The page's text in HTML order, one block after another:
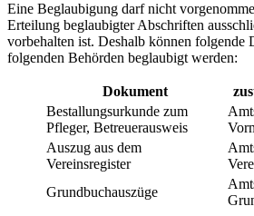
Eine Beglaubigung darf nicht
Erteilung beglaubigter Abschriften
vorbehalten ist. Deshalb können folgende
folgenden Behörden beglaubigt werden:
Dokument
Bestallungsurkunde zum
Pfleger, Betreuerausweis
Auszug aus dem
Vereinsregister
Grundbuchauszüge